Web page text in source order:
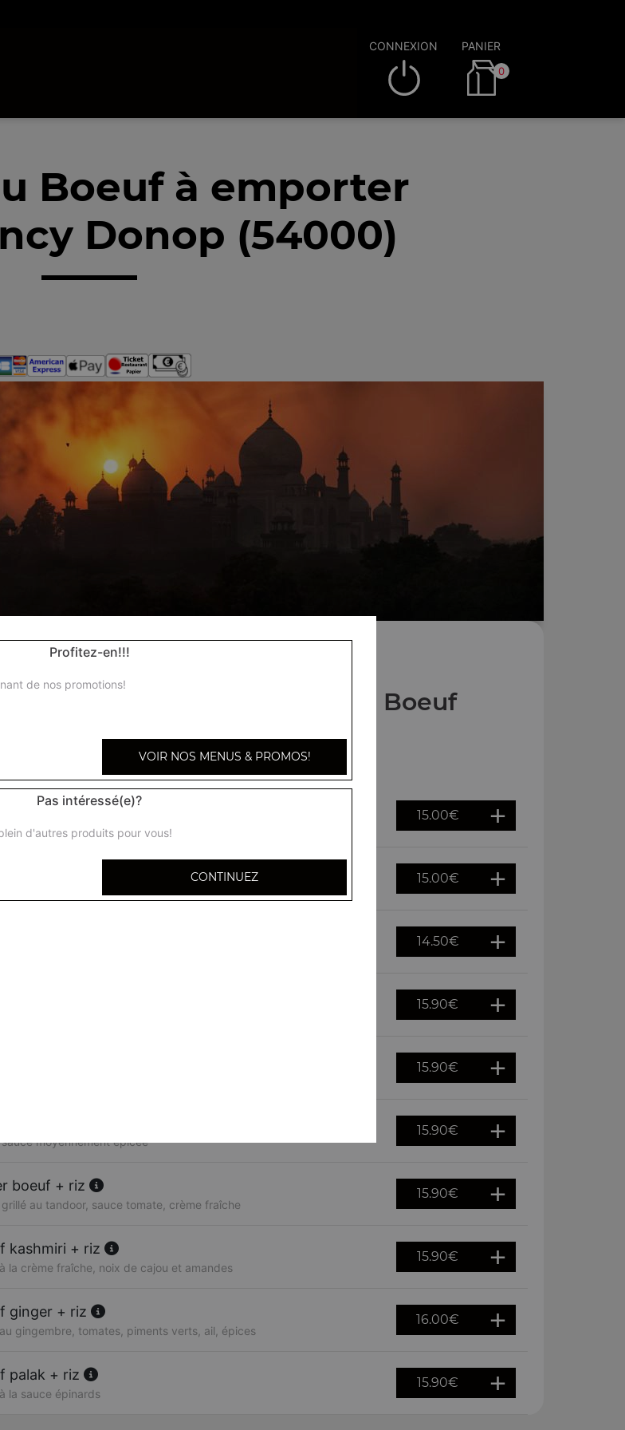
CONNEXION PANIER
0
Boeuf à emporter
Donop (54000)
Nos Plats au Boeuf
shahi korma + riz
de boeuf farcies au fromage
15.00€
15.00€
14.50€
15.90€
15.90€
moyennement épicée
15.90€
boeuf + riz
grillé au tandoor, sauce tomate, crème fraîche
15.90€
kashmiri + riz
la crème fraîche, noix de cajou et amandes
15.90€
ginger + riz
gingembre, tomates, piments verts, ail, épices
16.00€
palak + riz
la sauce épinards
15.90€
Profitez-en!!!
de nos promotions!
VOIR NOS MENUS & PROMOS!
Pas intéressé(e)?
d'autres produits pour vous!
CONTINUEZ